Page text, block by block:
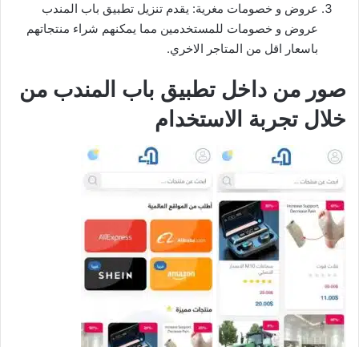
عروض و خصومات مغرية: يقدم تنزيل تطبيق باب المندب
عروض و خصومات للمستخدمين مما يمكنهم شراء منتجاتهم
باسعار اقل من المتاجر الاخري.
صور من داخل تطبيق باب المندب من
خلال تجربة الاستخدام